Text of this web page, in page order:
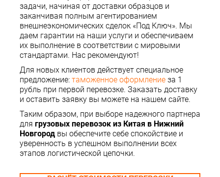
задачи, начиная от доставки образцов и
заканчивая полным агентированием
внешнеэкономических сделок «Под Ключ». Мы
даем гарантии на наши услуги и обеспечиваем
их выполнение в соответствии с мировыми
стандартами. Нас рекомендуют!
Для новых клиентов действует специальное
предложение: таможенное оформление за 1
рубль при первой перевозке. Заказать доставку
и оставить заявку вы можете на нашем сайте.
Таким образом, при выборе надежного партнера
для грузовых перевозок из Китая в Нижний
Новгород вы обеспечите себе спокойствие и
уверенность в успешном выполнении всех
этапов логистической цепочки.